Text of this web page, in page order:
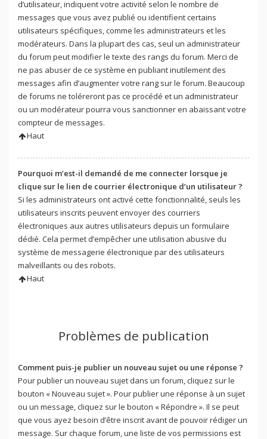
d’utilisateur, indiquent votre activité selon le nombre de
messages que vous avez publié ou identifient certains
utilisateurs spécifiques, comme les administrateurs et les
modérateurs. Dans la plupart des cas, seul un administrateur
du forum peut modifier le texte des rangs du forum. Merci de
ne pas abuser de ce système en publiant inutilement des
messages afin d’augmenter votre rang sur le forum. Beaucoup
de forums ne toléreront pas ce procédé et un administrateur
ou un modérateur pourra vous sanctionner en abaissant votre
compteur de messages.
Haut
Pourquoi m’est-il demandé de me connecter lorsque je
clique sur le lien de courrier électronique d’un utilisateur ?
Si les administrateurs ont activé cette fonctionnalité, seuls les
utilisateurs inscrits peuvent envoyer des courriers
électroniques aux autres utilisateurs depuis un formulaire
dédié. Cela permet d’empêcher une utilisation abusive du
système de messagerie électronique par des utilisateurs
malveillants ou des robots.
Haut
Problèmes de publication
Comment puis-je publier un nouveau sujet ou une réponse ?
Pour publier un nouveau sujet dans un forum, cliquez sur le
bouton « Nouveau sujet ». Pour publier une réponse à un sujet
ou un message, cliquez sur le bouton « Répondre ». Il se peut
que vous ayez besoin d’être inscrit avant de pouvoir rédiger un
message. Sur chaque forum, une liste de vos permissions est